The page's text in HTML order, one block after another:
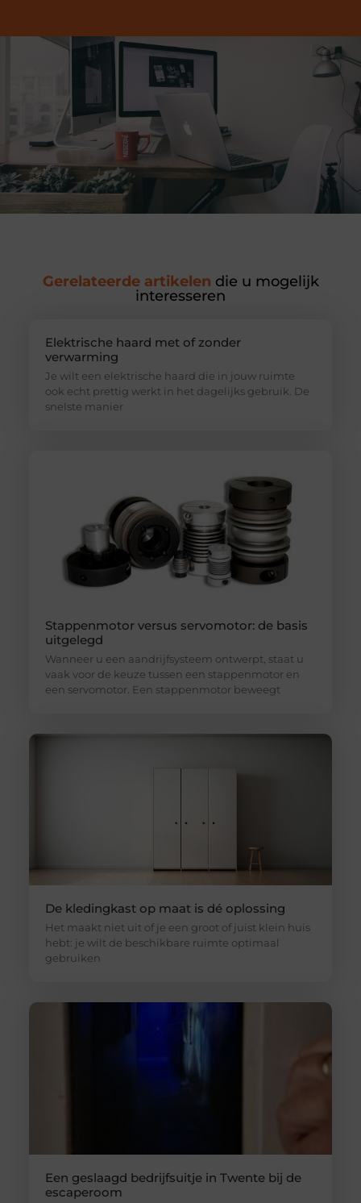
Gerelateerde artikelen die u mogelijk
interesseren
Elektrische haard met of zonder
verwarming
Je wilt een elektrische haard die in jouw ruimte
ook echt prettig werkt in het dagelijks gebruik. De
snelste manier
Stappenmotor versus servomotor: de basis
uitgelegd
Wanneer u een aandrijfsysteem ontwerpt, staat u
vaak voor de keuze tussen een stappenmotor en
een servomotor. Een stappenmotor beweegt
De kledingkast op maat is dé oplossing
Het maakt niet uit of je een groot of juist klein huis
hebt: je wilt de beschikbare ruimte optimaal
gebruiken
Een geslaagd bedrijfsuitje in Twente bij de
escaperoom